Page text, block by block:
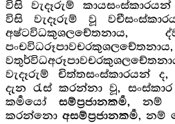
විසි වැදෑරුම්
විසි වැදෑරුම් වූ
අෂ්ටවිධකුශලචේතනාය,
පංචවිධරූපාවචරකුශලචේතනාය,
වැදෑරුම් චිත්තසංස්කාරයන්
දැන රැස් කරන්නා වූ,
කර්‍මයෝ සම්ප්‍රජානකර්‍ම, නම්
කරන්නො අසම්ප්‍රජානකර්‍ම, නම්